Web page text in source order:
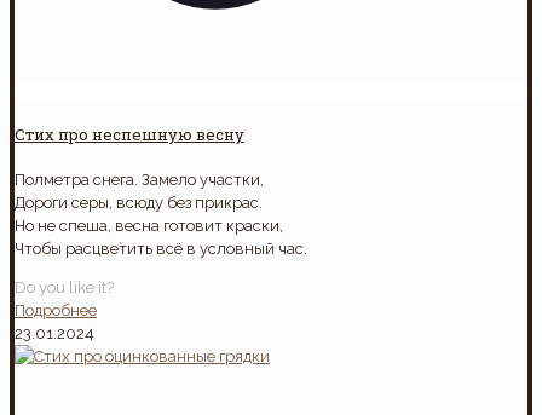
Стих про неспешную весну
Полметра снега. Замело участки,
Дороги серы, всюду без прикрас.
Но не спеша, весна готовит краски,
Чтобы расцве́тить всё в условный час.
Do you like it?
Подробнее
23.01.2024